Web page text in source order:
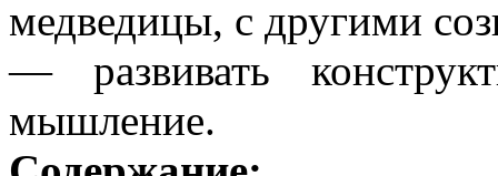
медведицы, с другими
— развивать
мышление.